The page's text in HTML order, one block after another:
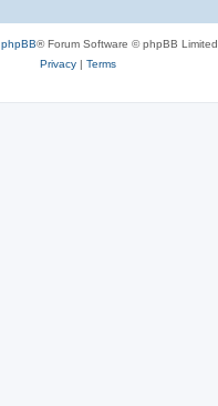
phpBB® Forum Software © phpBB Limited
Privacy| Terms